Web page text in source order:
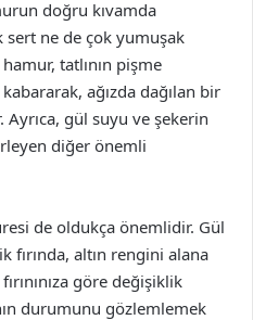
doğru kıvamda
sert ne de çok yumuşak
tatlının pişme
ağızda dağılan bir
Ayrıca, gül suyu ve şekerin
diğer önemli
de oldukça önemlidir. Gül
fırında, altın rengini alana
göre değişiklik
durumunu gözlemlemek